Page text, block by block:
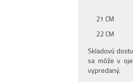
21 CM
22 CM
Skladovú
sa môže v
vypredaný.